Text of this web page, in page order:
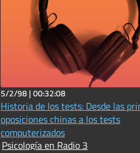
5/2/98 |00:32:08
Historia de los tests: Desde las
oposiciones chinas a los tests
computerizados
Psicología en Radio 3